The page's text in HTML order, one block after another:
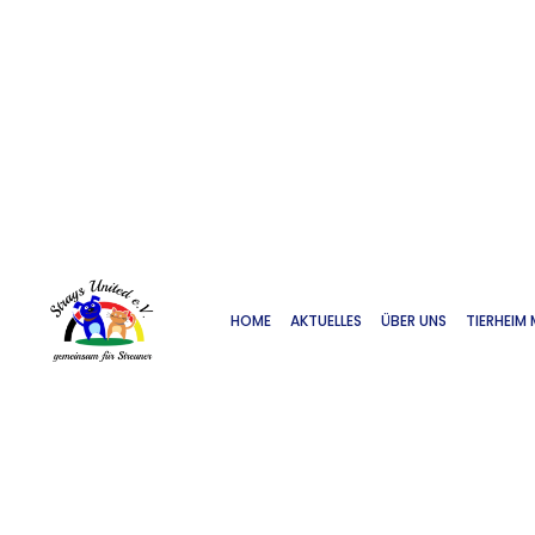
HOME AKTUELLES ÜBER UNS TIERHEIM